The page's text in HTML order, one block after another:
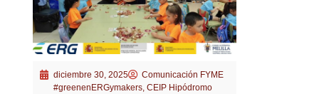
diciembre 30, 2025
Comunicación FYME
#greenenERGymakers, CEIP Hipódromo